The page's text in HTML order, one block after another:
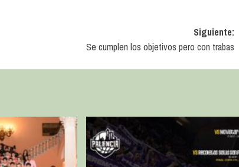
Siguiente:
Se cumplen los objetivos pero con trabas